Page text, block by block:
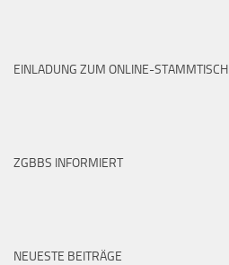
EINLADUNG ZUM ONLINE-STAMMTISCH
ZGBBS INFORMIERT
NEUESTE BEITRÄGE